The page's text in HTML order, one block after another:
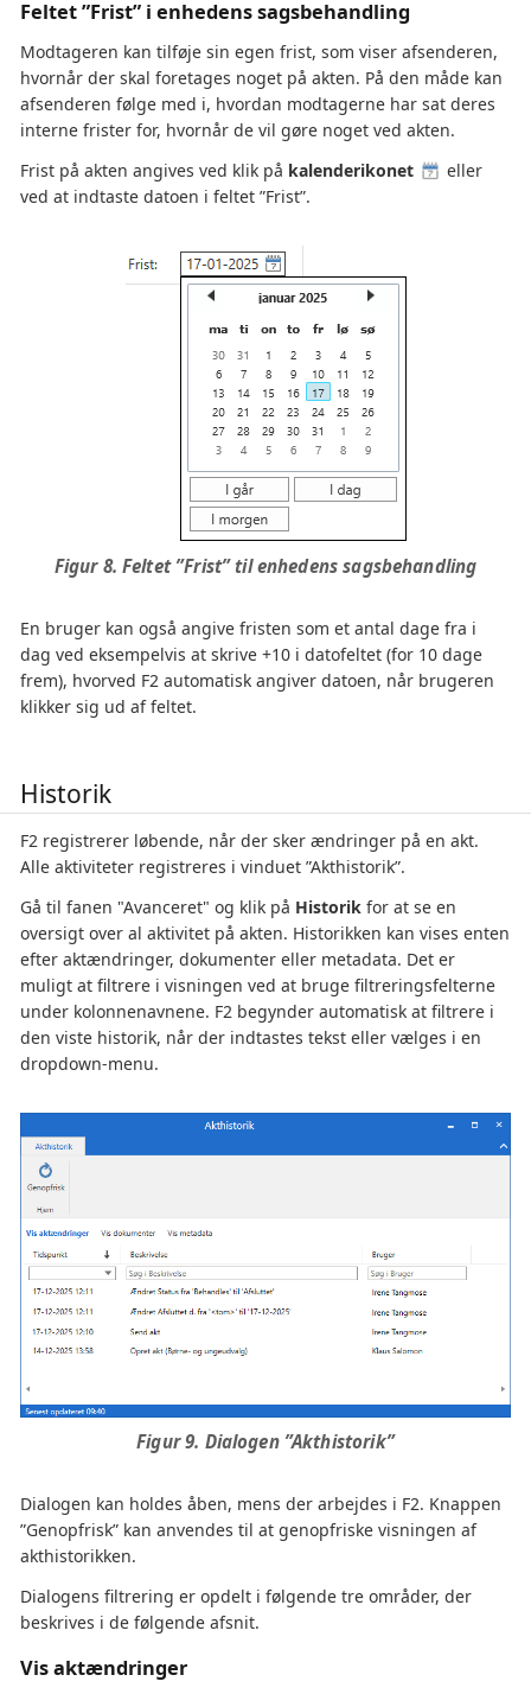
Feltet ”Frist” i enhedens sagsbehandling
Modtageren kan tilføje sin egen frist, som viser afsenderen,
hvornår der skal foretages noget på akten. På den måde kan
afsenderen følge med i, hvordan modtagerne har sat deres
interne frister for, hvornår de vil gøre noget ved akten.
Frist på akten angives ved klik på kalenderikonet
eller
ved at indtaste datoen i feltet ”Frist”.
Figur 8. Feltet ”Frist” til enhedens sagsbehandling
En bruger kan også angive fristen som et antal dage fra i
dag ved eksempelvis at skrive +10 i datofeltet (for 10 dage
frem), hvorved F2 automatisk angiver datoen, når brugeren
klikker sig ud af feltet.
Historik
F2 registrerer løbende, når der sker ændringer på en akt.
Alle aktiviteter registreres i vinduet ”Akthistorik”.
Gå til fanen "Avanceret" og klik på Historik for at se en
oversigt over al aktivitet på akten. Historikken kan vises enten
efter aktændringer, dokumenter eller metadata. Det er
muligt at filtrere i visningen ved at bruge filtreringsfelterne
under kolonnenavnene. F2 begynder automatisk at filtrere i
den viste historik, når der indtastes tekst eller vælges i en
dropdown-menu.
Figur 9. Dialogen ”Akthistorik”
Dialogen kan holdes åben, mens der arbejdes i F2. Knappen
”Genopfrisk” kan anvendes til at genopfriske visningen af
akthistorikken.
Dialogens filtrering er opdelt i følgende tre områder, der
beskrives i de følgende afsnit.
Vis aktændringer